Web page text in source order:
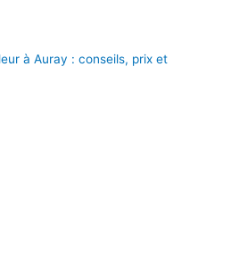
à Auray : conseils, prix et